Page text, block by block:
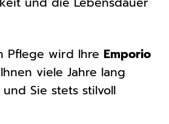
Pflege wird Ihre Emporio
Ihnen viele Jahre lang
Sie stets stilvoll